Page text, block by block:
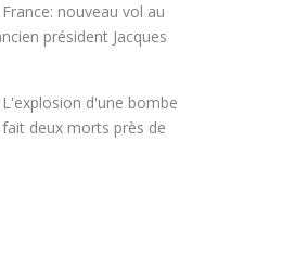
France: nouveau vol au
président Jacques
d'une bombe
deux morts près de